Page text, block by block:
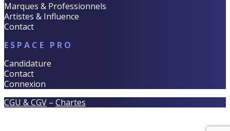
Marques & Professionnels
Artistes & Influence
Contact
ESPACE PRO
Candidature
Contact
Connexion
CGU & CGV – Chartes